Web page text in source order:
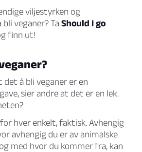
viljestyrken og
veganer? Ta Should I go
finn ut!
det å bli veganer er en
sier andre at det er en lek.
hver enkelt, faktisk. Avhengig
avhengig du er av animalske
med hvor du kommer fra, kan